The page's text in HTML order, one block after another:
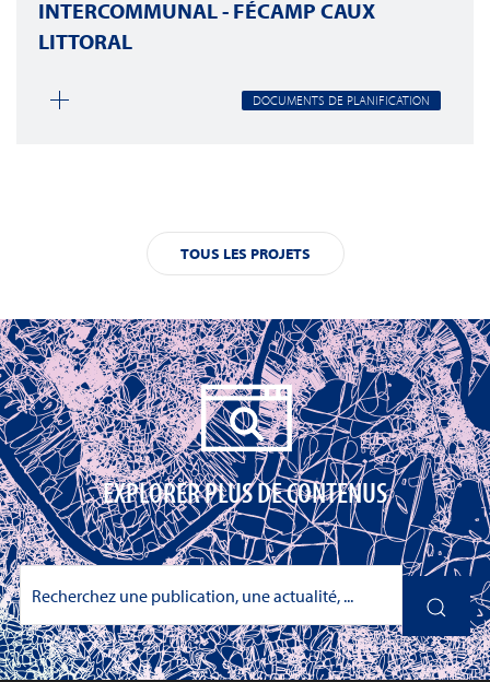
INTERCOMMUNAL - FÉCAMP CAUX
LITTORAL
DOCUMENTS DE PLANIFICATION
TOUS LES PROJETS
EXPLORER PLUS DE CONTENUS